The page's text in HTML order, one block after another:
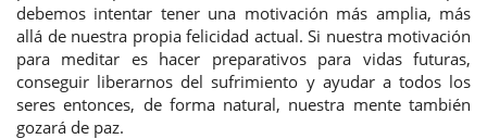
debemos intentar tener una motivación más amplia, más
allá de nuestra propia felicidad actual. Si nuestra motivación
para meditar es hacer preparativos para vidas futuras,
conseguir liberarnos del sufrimiento y ayudar a todos los
seres entonces, de forma natural, nuestra mente también
gozará de paz.